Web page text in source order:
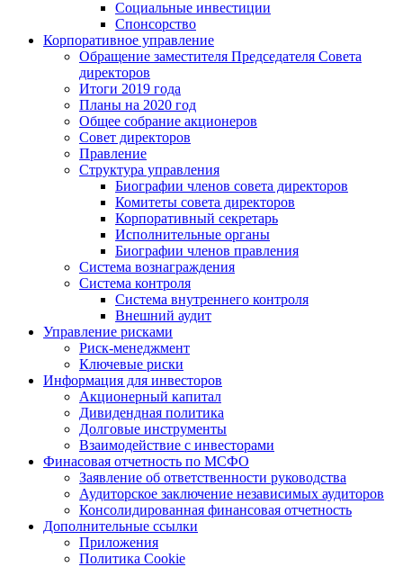
Социальные инвестиции
Спонсорство
Корпоративное управление
Обращение заместителя Председателя Совета
директоров
Итоги 2019 года
Планы на 2020 год
Общее собрание акционеров
Совет директоров
Правление
Структура управления
Биографии членов совета директоров
Комитеты совета директоров
Корпоративный секретарь
Исполнительные органы
Биографии членов правления
Система вознаграждения
Система контроля
Система внутреннего контроля
Внешний аудит
Управление рисками
Риск-менеджмент
Ключевые риски
Информация для инвесторов
Акционерный капитал
Дивидендная политика
Долговые инструменты
Взаимодействие с инвеcторами
Финасовая отчетность по МСФО
Заявление об ответственности руководства
Аудиторское заключение независимых аудиторов
Консолидированная финансовая отчетность
Дополнительные ссылки
Приложения
Политика Cookie